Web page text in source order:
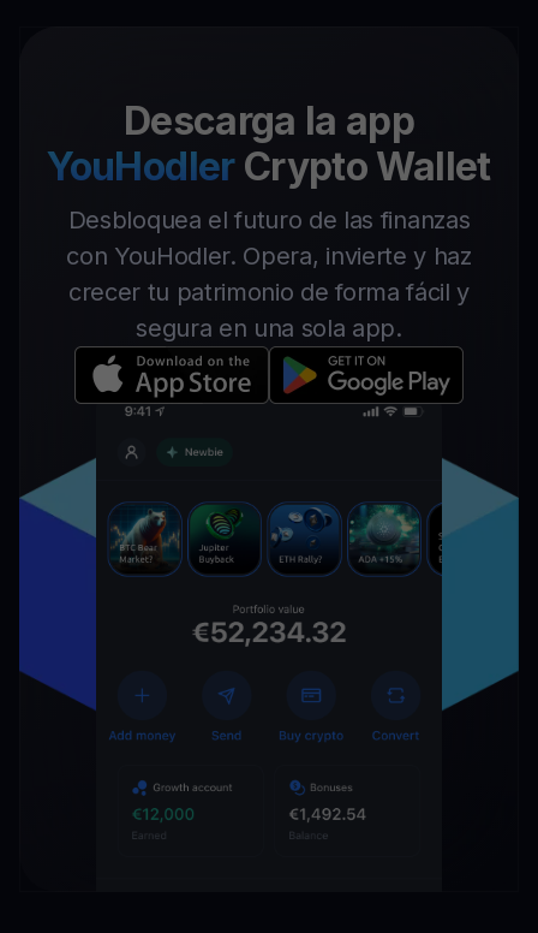
Descarga la app
YouHodler Crypto Wallet
Desbloquea el futuro de las finanzas
con YouHodler. Opera, invierte y haz
crecer tu patrimonio de forma fácil y
segura en una sola app.